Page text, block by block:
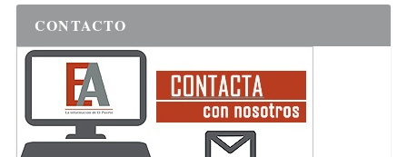
CONTACTO